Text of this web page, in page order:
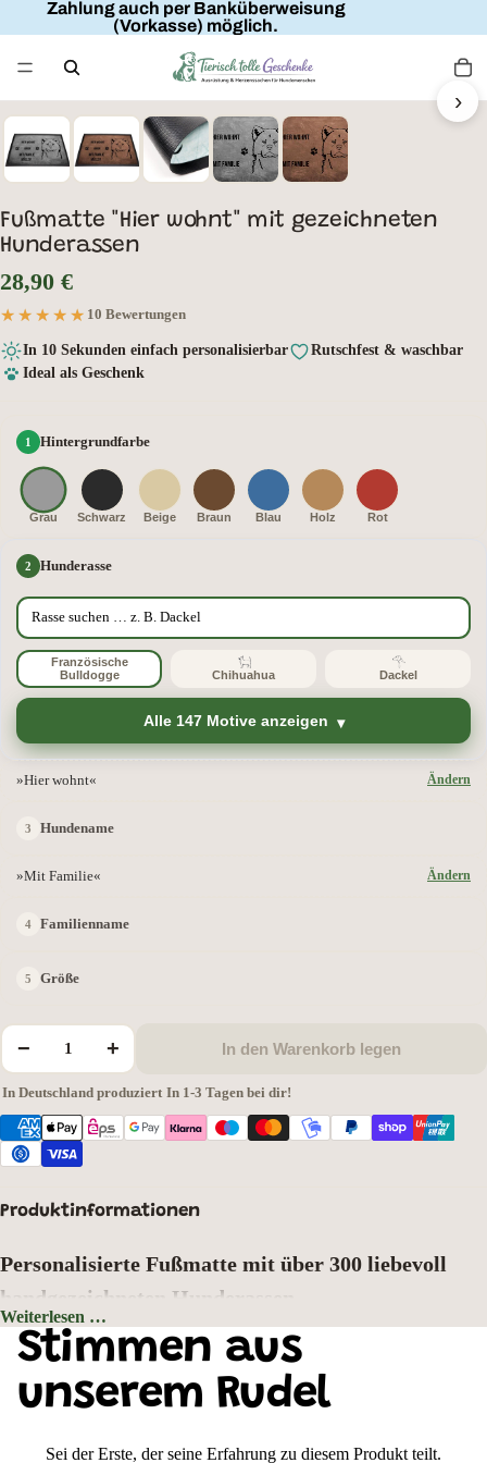
Zahlung auch per Banküberweisung
(Vorkasse) möglich.
HIER WOHNT
HUNDENAME
MIT FAMILIE
FAMILIENNAME ›
Fußmatte "Hier wohnt" mit gezeichneten
Hunderassen
28,90 €
★★★★★
★★★★★ 10 Bewertungen
In 10 Sekunden einfach personalisierbar
Rutschfest & waschbar
Ideal als Geschenk
Hintergrundfarbe
Grau Schwarz Beige Braun Blau Holz Rot
Hunderasse
Französische
Bulldogge
Chihuahua Dackel
Alle 147 Motive anzeigen
»Hier wohnt« Ändern
Hundename
»Mit Familie« Ändern
Familienname
Größe
− + In den Warenkorb legen
In Deutschland produziert In 1-3 Tagen bei dir!
Produktinformationen
Personalisierte Fußmatte mit über 300 liebevoll
handgezeichneten Hunderassen
Zeigen Sie schon an der Haustür, wer hier zu Hause ist. Wählen Sie aus
300 liebevoll handgezeichneten HunderassenIhr Lieblingsmotiv und
gestalten Sie Ihre ganz persönliche Fußmatte mit Wunschtext oder
Hundenamen. Jedes Motiv wurde mit viel Liebe zum Detail gezeichnet und
Weiterlesen …
Hintergrundfarbe: Grau
Stimmen aus
unserem Rudel
Sei der Erste, der seine Erfahrung zu diesem Produkt teilt.